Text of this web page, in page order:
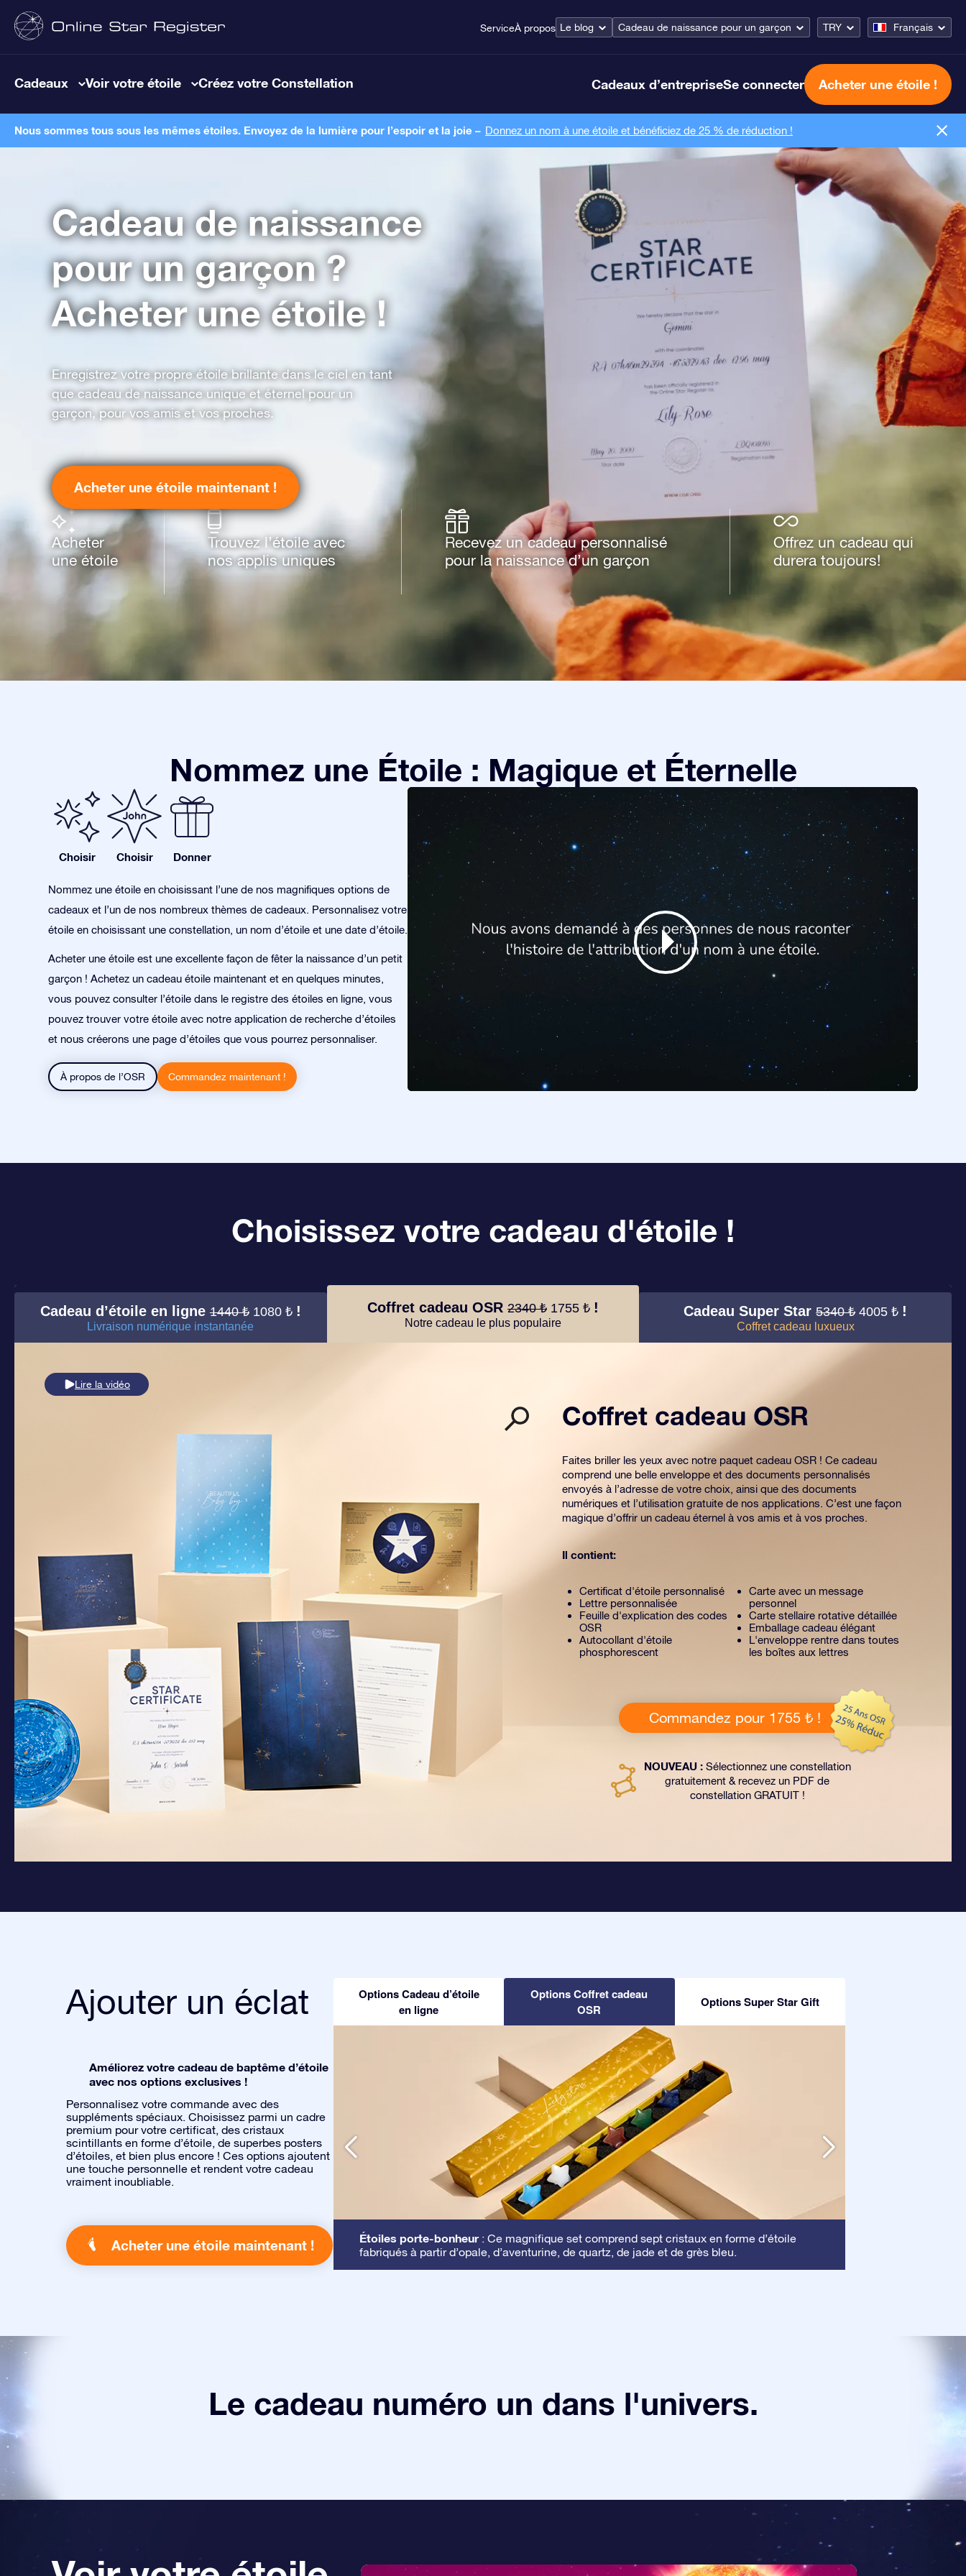
ServiceÀ propos Le blog Cadeau de naissance pour un garçon TRY Français
Cadeaux Voir votre étoile Créez votre Constellation Cadeaux d’entrepriseSe connecter Acheter une étoile !
Nous sommes tous sous les mêmes étoiles. Envoyez de la lumière pour l’espoir et la joie – Donnez un nom à une étoile et bénéficiez de 25 % de réduction !
Cadeau de naissance
pour un garçon ?
Acheter une étoile !
Enregistrez votre propre étoile brillante dans le ciel en tant
que cadeau de naissance unique et éternel pour un
garçon, pour vos amis et vos proches.
Acheter une étoile maintenant !
Acheter
une étoile
Trouvez l’étoile avec
nos applis uniques
Recevez un cadeau personnalisé
pour la naissance d’un garçon
Offrez un cadeau qui
durera toujours!
Nommez une Étoile : Magique et Éternelle
Choisir Choisir Donner
Nommez une étoile en choisissant l’une de nos magnifiques options de
cadeaux et l’un de nos nombreux thèmes de cadeaux. Personnalisez votre
étoile en choisissant une constellation, un nom d’étoile et une date d’étoile.
Acheter une étoile est une excellente façon de fêter la naissance d’un petit
garçon ! Achetez un cadeau étoile maintenant et en quelques minutes,
vous pouvez consulter l’étoile dans le registre des étoiles en ligne, vous
pouvez trouver votre étoile avec notre application de recherche d’étoiles
et nous créerons une page d’étoiles que vous pourrez personnaliser.
À propos de l’OSR Commandez maintenant !
Choisissez votre cadeau d'étoile !
Cadeau d’étoile en ligne1440 ₺ 1080 ₺ !
Livraison numérique instantanée
Coffret cadeau OSR 2340 ₺ 1755 ₺ !
Notre cadeau le plus populaire
Cadeau Super Star5340 ₺ 4005 ₺ !
Coffret cadeau luxueux
Lire la vidéo
Coffret cadeau OSR
Faites briller les yeux avec notre paquet cadeau OSR ! Ce cadeau
comprend une belle enveloppe et des documents personnalisés
envoyés à l’adresse de votre choix, ainsi que des documents
numériques et l’utilisation gratuite de nos applications. C’est une façon
magique d’offrir un cadeau éternel à vos amis et à vos proches.
Il contient:
Certificat d'étoile personnalisé
Lettre personnalisée
Feuille d'explication des codes
OSR
Autocollant d'étoile
phosphorescent
Carte avec un message
personnel
Carte stellaire rotative détaillée
Emballage cadeau élégant
L'enveloppe rentre dans toutes
les boîtes aux lettres
Commandez pour 1755 ₺ !
NOUVEAU :Sélectionnez une constellation
gratuitement & recevez un PDF de
constellation GRATUIT !
Ajouter un éclat
Améliorez votre cadeau de baptême d’étoile
avec nos options exclusives !
Personnalisez votre commande avec des
suppléments spéciaux. Choisissez parmi un cadre
premium pour votre certificat, des cristaux
scintillants en forme d’étoile, de superbes posters
d’étoiles, et bien plus encore ! Ces options ajoutent
une touche personnelle et rendent votre cadeau
vraiment inoubliable.
Acheter une étoile maintenant !
Options Cadeau d’étoile
en ligne
Options Coffret cadeau
OSR
Options Super Star Gift
Étoiles porte-bonheur: Ce magnifique set comprend sept cristaux en forme d’étoile
fabriqués à partir d’opale, d’aventurine, de quartz, de jade et de grès bleu.
Le cadeau numéro un dans l'univers.